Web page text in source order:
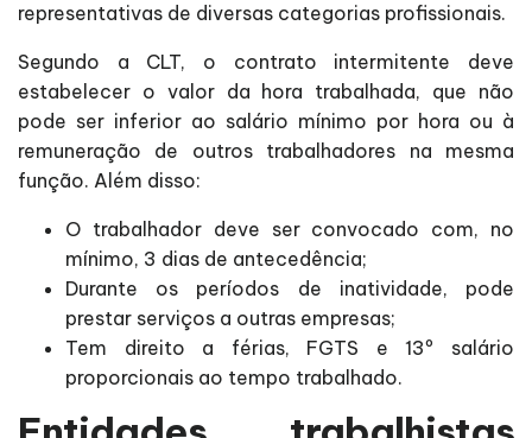
representativas de diversas categorias profissionais.
Segundo a CLT, o contrato intermitente deve
estabelecer o valor da hora trabalhada, que não
pode ser inferior ao salário mínimo por hora ou à
remuneração de outros trabalhadores na mesma
função. Além disso:
O trabalhador deve ser convocado com, no
mínimo, 3 dias de antecedência;
Durante os períodos de inatividade, pode
prestar serviços a outras empresas;
Tem direito a férias, FGTS e 13º salário
proporcionais ao tempo trabalhado.